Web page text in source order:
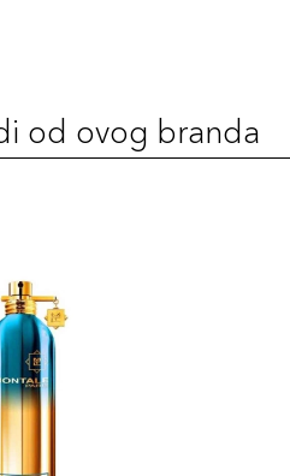
od ovog branda